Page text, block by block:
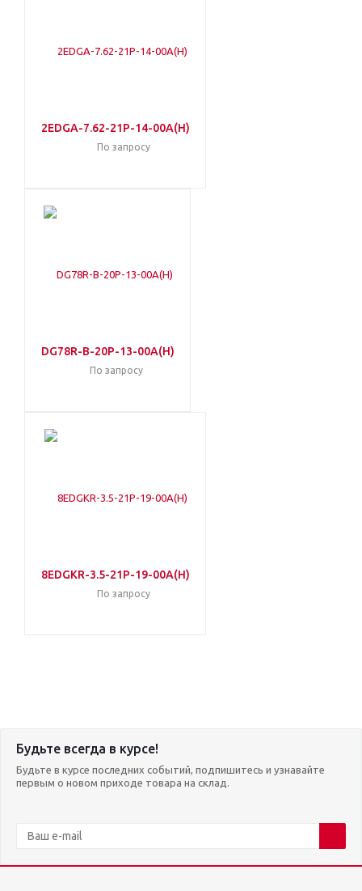
2EDGA-7.62-21P-14-00A(H)
По запросу
DG78R-B-20P-13-00A(H)
По запросу
8EDGKR-3.5-21P-19-00A(H)
По запросу
Будьте всегда в курсе!
Будьте в курсе последних событий, подпишитесь и узнавайте
первым о новом приходе товара на склад.